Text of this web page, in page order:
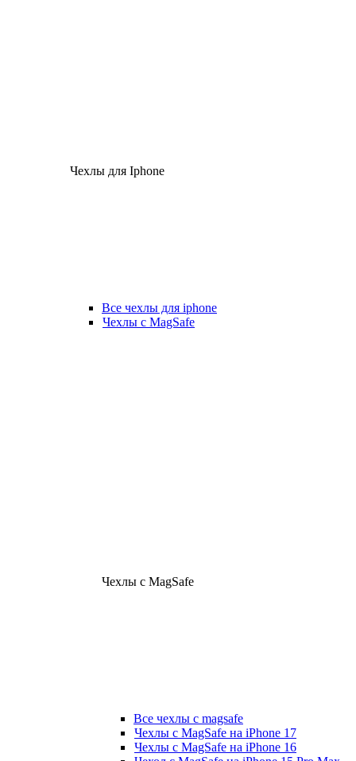
Чехлы для Iphone
Все чехлы для iphone
Чехлы с MagSafe
Чехлы с MagSafe
Все чехлы с magsafe
Чехлы с MagSafe на iPhone 17
Чехлы с MagSafe на iPhone 16